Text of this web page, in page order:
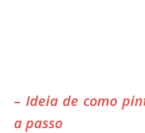
– Ideia de como
a passo